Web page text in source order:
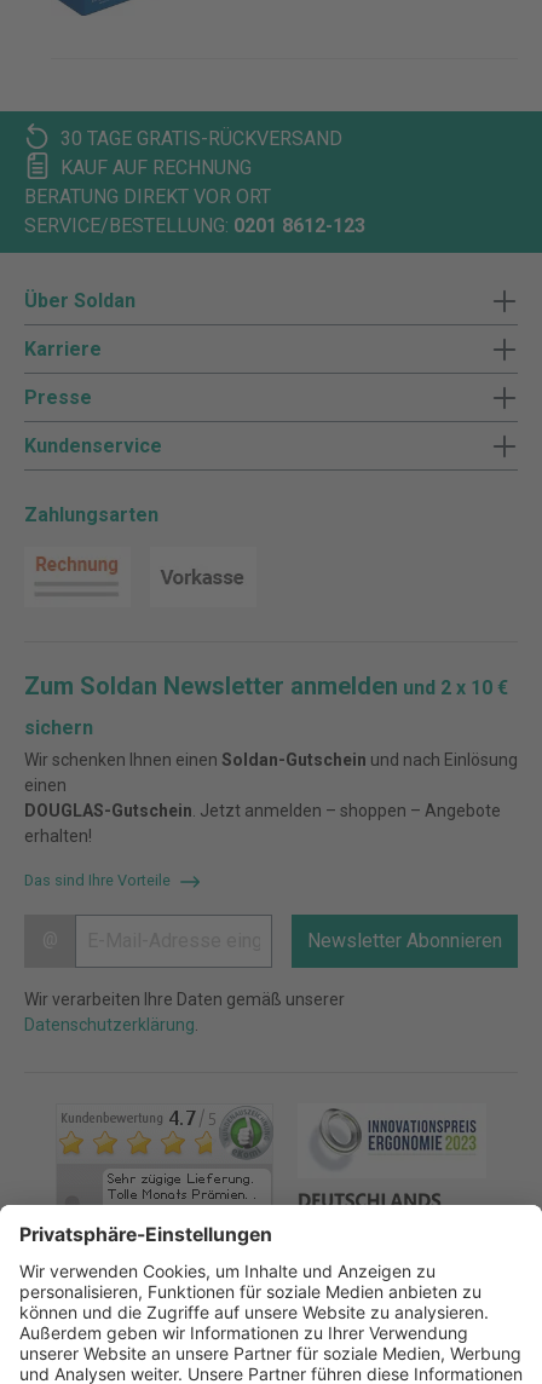
30 TAGE GRATIS-RÜCKVERSAND
KAUF AUF RECHNUNG
BERATUNG DIREKT VOR ORT
SERVICE/BESTELLUNG: 0201 8612-123
Über Soldan
Karriere
Presse
Kundenservice
Zahlungsarten
Zum Soldan Newsletter anmelden und 2 x 10 €
sichern
Wir schenken Ihnen einen Soldan-Gutschein und nach Einlösung
einen
DOUGLAS-Gutschein . Jetzt anmelden – shoppen – Angebote
erhalten!
Das sind Ihre Vorteile
Newsletter Abonnieren
Wir verarbeiten Ihre Daten gemäß unserer
Datenschutzerklärung